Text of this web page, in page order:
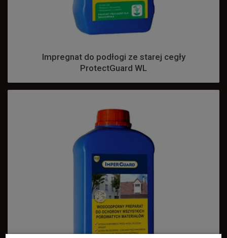
Impregnat do podłogi ze starej cegły
ProtectGuard WL